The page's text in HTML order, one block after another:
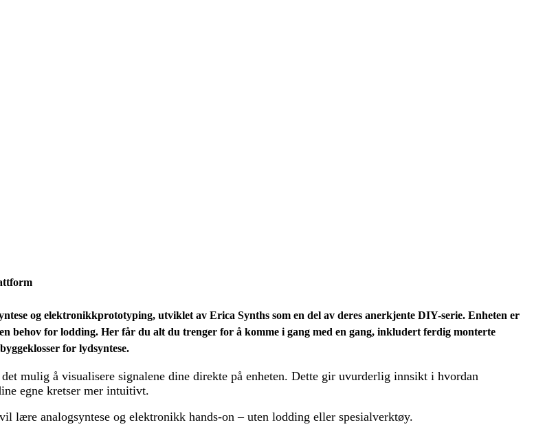
og elektronikkprototyping, utviklet av Erica Synths som en del av deres anerkjente DIY-serie. Enheten er
behov for lodding. Her får du alt du trenger for å komme i gang med en gang, inkludert ferdig monterte
for lydsyntese.
mulig å visualisere signalene dine direkte på enheten. Dette gir uvurderlig innsikt i hvordan
egne kretser mer intuitivt.
lære analogsyntese og elektronikk hands-on – uten lodding eller spesialverktøy.